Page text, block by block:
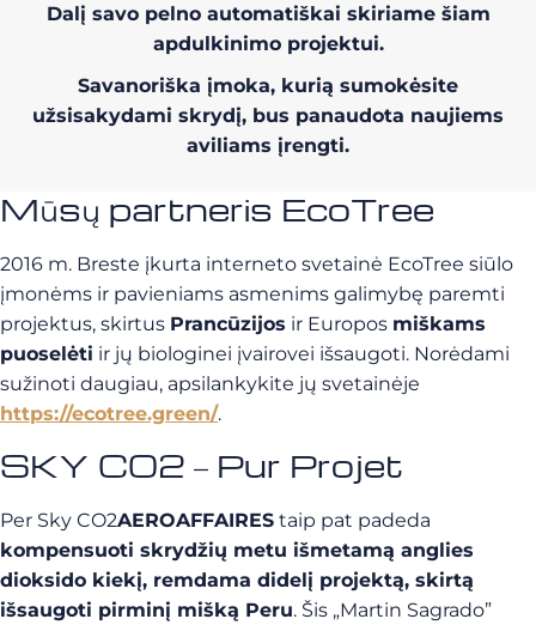
Dalį savo pelno automatiškai skiriame šiam
apdulkinimo projektui.
Savanoriška įmoka, kurią sumokėsite
užsisakydami skrydį, bus panaudota naujiems
aviliams įrengti.
Mūsų partneris EcoTree
2016 m. Breste įkurta interneto svetainė EcoTree siūlo
įmonėms ir pavieniams asmenims galimybę paremti
projektus, skirtus Prancūzijos ir Europos miškams
puoselėti ir jų biologinei įvairovei išsaugoti. Norėdami
sužinoti daugiau, apsilankykite jų svetainėje
https://ecotree.green/.
SKY CO2 – Pur Projet
Per Sky CO2AEROAFFAIRES taip pat padeda
kompensuoti skrydžių metu išmetamą anglies
dioksido kiekį, remdama didelį projektą, skirtą
išsaugoti pirminį mišką Peru. Šis „Martin Sagrado”